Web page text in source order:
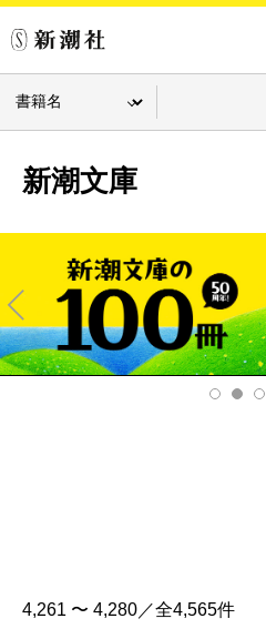
新潮文庫
Pre
v
4,261 〜 4,280／全4,565件